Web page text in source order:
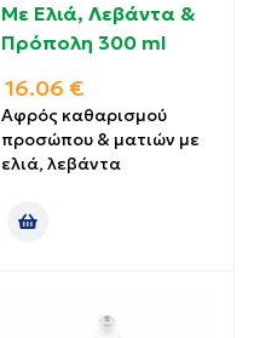
Με Ελιά, Λεβάντα &
Πρόπολη 300 ml
16.06 €
Αφρός καθαρισμού
προσώπου & ματιών με
ελιά, λεβάντα